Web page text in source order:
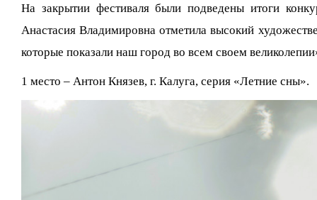
На закрытии фестиваля были подведены итоги
Анастасия Владимировна отметила высокий
которые показали наш город во всем своем
1 место – Антон Князев, г. Калуга, серия «Летние сны».